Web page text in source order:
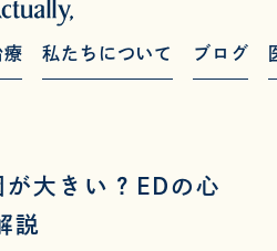
療 私たちについて ブログ
が大きい？EDの心
説